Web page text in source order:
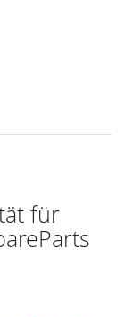
für